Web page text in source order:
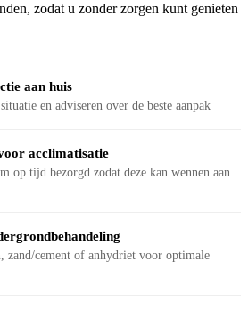
zodat u zonder zorgen kunt genieten
aan huis
en adviseren over de beste aanpak
acclimatisatie
op tijd bezorgd zodat deze kan wennen aan
zand/cement of anhydriet voor optimale